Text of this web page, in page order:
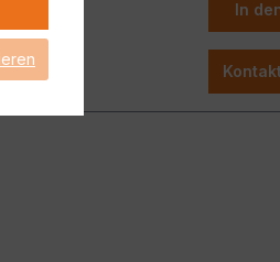
Design senkt die
Umgebungen geeignet ist.
Bildungseinrichtungen und
In